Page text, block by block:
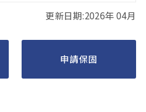
更新日期:2026年 04月
申請保固